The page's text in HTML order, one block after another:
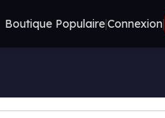
Boutique Populaire|Connexion|